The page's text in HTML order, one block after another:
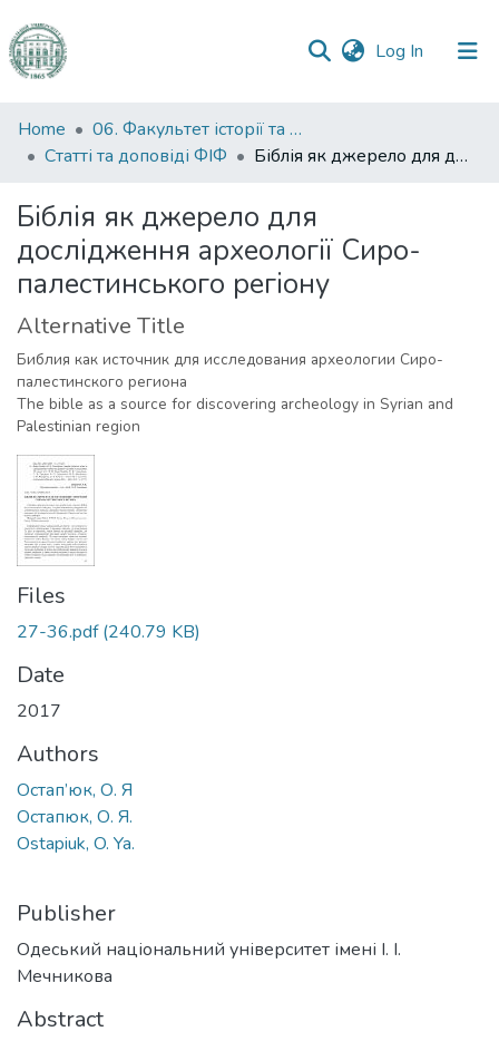
Log In (current)
Communities
&
All of DSpace
Statistics
Home
06. Факультет історії та філософії
Статті та доповіді ФІФ
Біблія як джерело для дослідження археології Сиро-палестинського регіону
Біблія як джерело для
дослідження археології Сиро-
палестинського регіону
Alternative Title
Библия как источник для исследования археологии Сиро-
палестинского региона
The bible as a source for discovering archeology in Syrian and
Palestinian region
Files
27-36.pdf(240.79 KB)
Date
2017
Authors
Остап’юк, О. Я
Остапюк, О. Я.
Ostapiuk, O. Ya.
Publisher
Одеський національний університет імені І. І.
Мечникова
Abstract